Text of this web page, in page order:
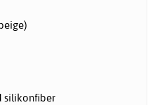
silikonfiber